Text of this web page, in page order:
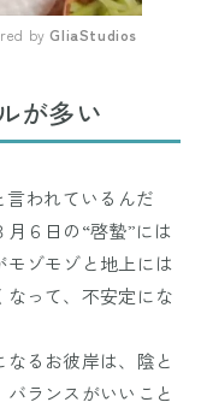
by GliaStudios
が多い
言われているんだ
６日の“啓蟄”には
ゾモゾと地上には
って、不安定にな
るお彼岸は、陰と
ランスがいいこと